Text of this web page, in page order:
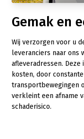
Gemak en
Wij verzorgen voor u
leveranciers naar ons
afleveradressen.
kosten, door
transportbewegingen
verkleint een afname
schaderisico.